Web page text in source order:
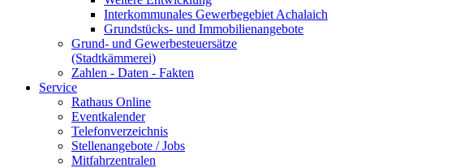
Interkommunales Gewerbegebiet Achalaich
Grundstücks- und Immobilienangebote
Grund- und Gewerbesteuersätze
(Stadtkämmerei)
Zahlen - Daten - Fakten
Service
Rathaus Online
Eventkalender
Telefonverzeichnis
Stellenangebote / Jobs
Mitfahrzentralen